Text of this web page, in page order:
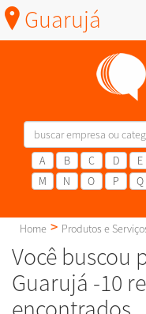
Guarujá
A B C D E
M
N O P Q
Home
Produtos e
Você buscou
Guarujá -10